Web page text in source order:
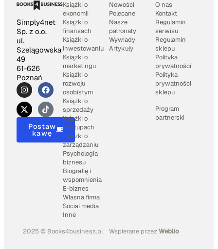
Simply4net
Sp. z o.o.
ul.
Szelągowska
49
61-626
Poznań
Postaw
kawę
Książki o
ekonomii
Książki o
finansach
Książki o
inwestowaniu
Książki o
marketingu
Książki o
rozwoju
osobistym
Książki o
sprzedaży
Książki o
startupach
Książki o
zarządzaniu
Psychologia
biznesu
Biografię i
wspomnienia
E-biznes
Własna firma
Social media
Inne
Nowości
Polecane
Nasze
patronaty
Wywiady
Artykuły
O nas
Kontakt
Regulamin
serwisu
Regulamin
sklepu
Polityka
prywatności
Polityka
prywatności
sklepu
Program
partnerski
2025 © Books4business.pl Wspierane przezWeblio